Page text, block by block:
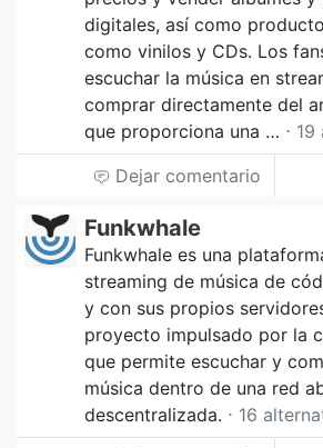
digitales, así como
como vinilos y CDs. Los
escuchar la música en
comprar directamente del
que proporciona una … ⋅
Dejar comentario
Funkwhale
Funkwhale es una
streaming de música de
y con sus propios
proyecto impulsado por la
que permite escuchar y
música dentro de una red
descentralizada. ⋅ 16